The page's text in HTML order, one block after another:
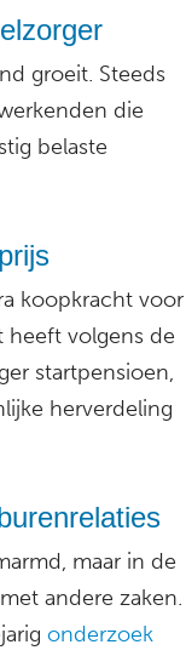
groeit. Steeds
die
belaste
koopkracht voor
heeft volgens de
startpensioen,
herverdeling
maar in de
andere zaken.
onderzoek